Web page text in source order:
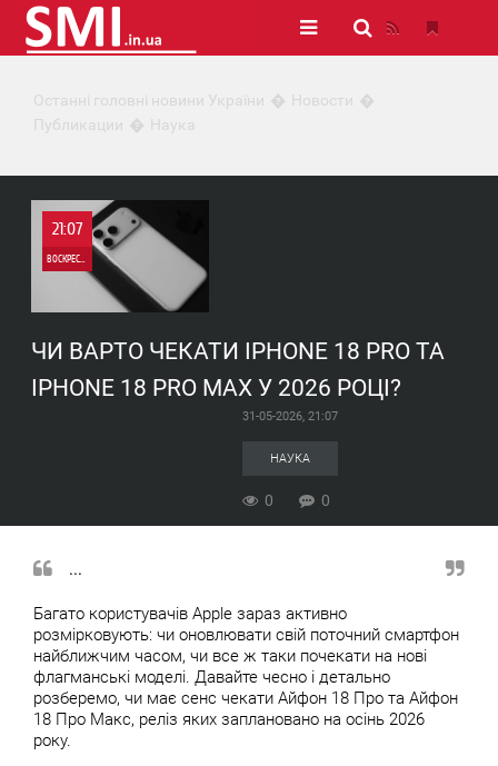
Останні головні новини України
Новости
Публикации
Наука
21:07
ВОСКРЕСЕНЬЕ
0
ЧИ ВАРТО ЧЕКАТИ IPHONE 18 PRO ТА
IPHONE 18 PRO MAX У 2026 РОЦІ?
31-05-2026, 21:07
НАУКА
0 0
...
Багато користувачів Apple зараз активно
розмірковують: чи оновлювати свій поточний смартфон
найближчим часом, чи все ж таки почекати на нові
флагманські моделі. Давайте чесно і детально
розберемо, чи має сенс чекати Айфон 18 Про та Айфон
18 Про Макс, реліз яких заплановано на осінь 2026
року.